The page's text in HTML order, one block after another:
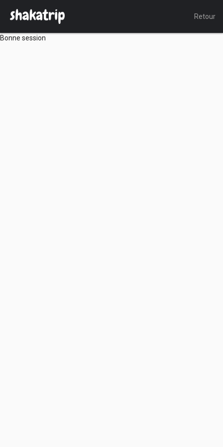
Retour
Bonne session